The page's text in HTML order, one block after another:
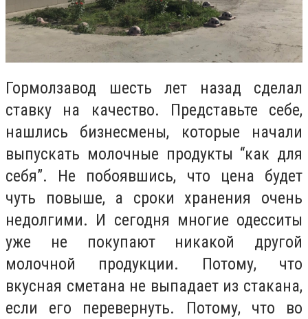
Гормолзавод шесть лет назад сделал
ставку на качество. Представьте себе,
нашлись бизнесмены, которые начали
выпускать молочные продукты “как для
себя”. Не побоявшись, что цена будет
чуть повыше, а сроки хранения очень
недолгими. И сегодня многие одесситы
уже не покупают никакой другой
молочной продукции. Потому, что
вкусная сметана не выпадает из стакана,
если его перевернуть. Потому, что во